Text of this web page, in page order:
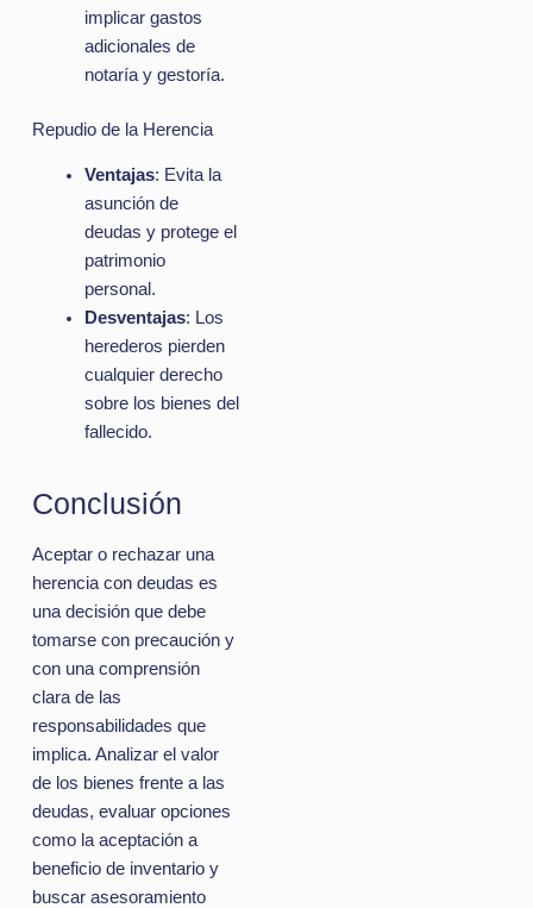
implicar gastos
adicionales de
notaría y gestoría.
Repudio de la Herencia
Ventajas: Evita la
asunción de
deudas y protege el
patrimonio
personal.
Desventajas: Los
herederos pierden
cualquier derecho
sobre los bienes del
fallecido.
Conclusión
Aceptar o rechazar una
herencia con deudas es
una decisión que debe
tomarse con precaución y
con una comprensión
clara de las
responsabilidades que
implica. Analizar el valor
de los bienes frente a las
deudas, evaluar opciones
como la aceptación a
beneficio de inventario y
buscar asesoramiento